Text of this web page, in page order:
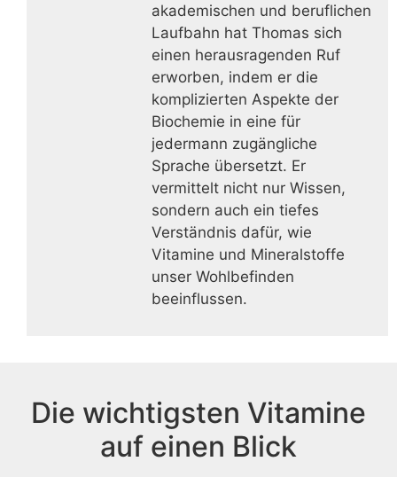
akademischen und beruflichen
Laufbahn hat Thomas sich
einen herausragenden Ruf
erworben, indem er die
komplizierten Aspekte der
Biochemie in eine für
jedermann zugängliche
Sprache übersetzt. Er
vermittelt nicht nur Wissen,
sondern auch ein tiefes
Verständnis dafür, wie
Vitamine und Mineralstoffe
unser Wohlbefinden
beeinflussen.
Die wichtigsten Vitamine
auf einen Blick